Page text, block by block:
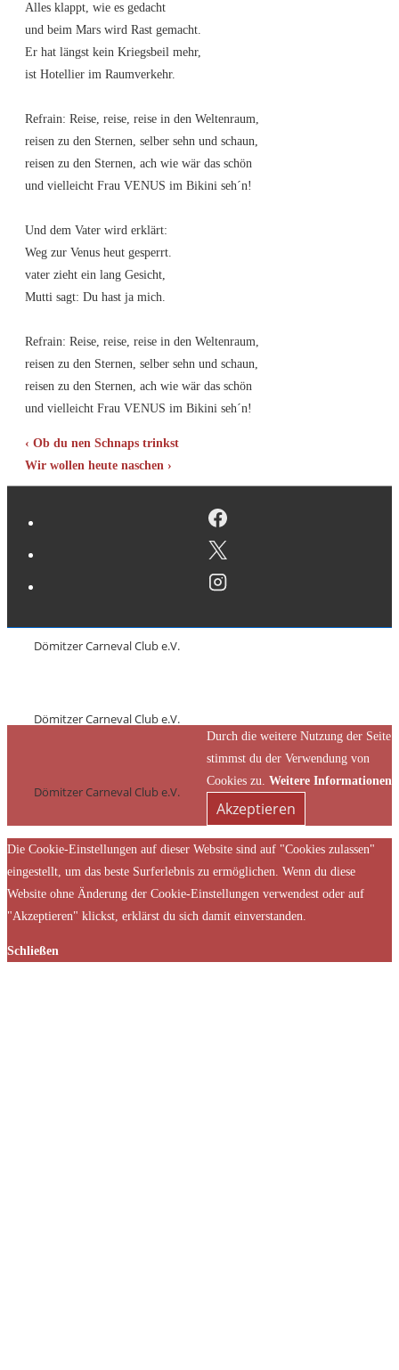
Alles klappt, wie es gedacht
und beim Mars wird Rast gemacht.
Er hat längst kein Kriegsbeil mehr,
ist Hotellier im Raumverkehr.
Refrain: Reise, reise, reise in den Weltenraum,
reisen zu den Sternen, selber sehn und schaun,
reisen zu den Sternen, ach wie wär das schön
und vielleicht Frau VENUS im Bikini seh´n!
Und dem Vater wird erklärt:
Weg zur Venus heut gesperrt.
vater zieht ein lang Gesicht,
Mutti sagt: Du hast ja mich.
Refrain: Reise, reise, reise in den Weltenraum,
reisen zu den Sternen, selber sehn und schaun,
reisen zu den Sternen, ach wie wär das schön
und vielleicht Frau VENUS im Bikini seh´n!
Beitragsnavigation
Vorheriger
Beitrag
ist
‹ Ob du nen Schnaps trinkst
Nächster
Beitrag
Wir wollen heute naschen ›
Dömitzer Carneval Club e.V.
Dömitzer Carneval Club e.V.
Dömitzer Carneval Club e.V.
Durch die weitere Nutzung der Seite
stimmst du der Verwendung von
Cookies zu. Weitere Informationen
Akzeptieren
Die Cookie-Einstellungen auf dieser Website sind auf "Cookies zulassen"
eingestellt, um das beste Surferlebnis zu ermöglichen. Wenn du diese
Website ohne Änderung der Cookie-Einstellungen verwendest oder auf
"Akzeptieren" klickst, erklärst du sich damit einverstanden.
Schließen